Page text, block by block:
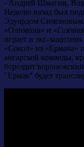
- Андрей Шмагин,
Неделю назад был
Эдуардом
«Олимпия» и
играет и экс-
«Сокол» из «Ермака»
ангарской команды,
бороздит
"Ермак" будет